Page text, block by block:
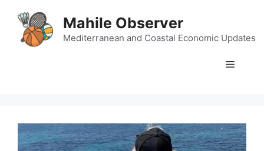
content
Mahile Observer
Mediterranean and Coastal Economic Updates
Menu